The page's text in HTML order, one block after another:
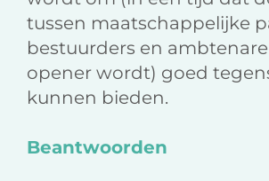
tussen maatschappelijke
bestuurders en
opener wordt) goed
kunnen bieden.
Beantwoorden